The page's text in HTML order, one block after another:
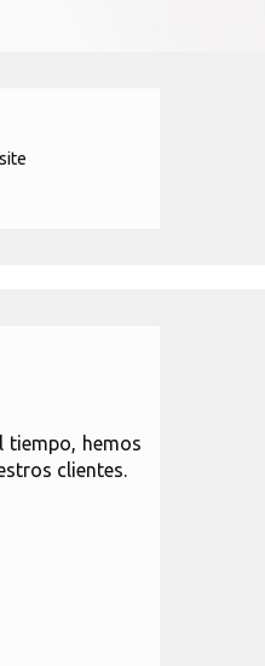
tiempo, hemos
clientes.